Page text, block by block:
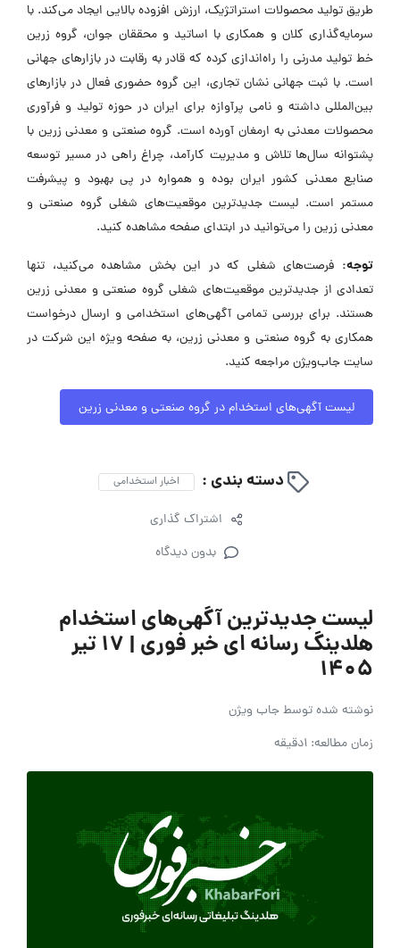
طریق تولید محصولات استراتژیک، ارزش افزوده بالایی ایجاد می‌کند. با
سرمایه‌گذاری کلان و همکاری با اساتید و محققان جوان، گروه زرین
خط تولید مدرنی را راه‌اندازی کرده که قادر به رقابت در بازارهای جهانی
است. با ثبت جهانی نشان تجاری، این گروه حضوری فعال در بازارهای
بین‌المللی داشته و نامی پرآوازه برای ایران در حوزه تولید و فرآوری
محصولات معدنی به ارمغان آورده است. گروه صنعتی و معدنی زرین با
پشتوانه سال‌ها تلاش و مدیریت کارآمد، چراغ راهی در مسیر توسعه
صنایع معدنی کشور ایران بوده و همواره در پی بهبود و پیشرفت
مستمر است. لیست جدیدترین موقعیت‌های شغلی گروه صنعتی و
معدنی زرین را می‌توانید در ابتدای صفحه مشاهده کنید.
توجه: فرصت‌های شغلی که در این بخش مشاهده می‌کنید، تنها
تعدادی از جدیدترین موقعیت‌های شغلی گروه صنعتی و معدنی زرین
هستند. برای بررسی تمامی آگهی‌های استخدامی و ارسال درخواست
همکاری به گروه صنعتی و معدنی زرین، به صفحه ویژه این شرکت در
سایت جاب‌ویژن مراجعه کنید.
لیست آگهی‌های استخدام در گروه صنعتی و معدنی زرین
دسته بندی : اخبار استخدامی
اشتراک گذاری
بدون دیدگاه
لیست جدیدترین آگهی‌های استخدام
هلدینگ رسانه ای خبر فوری | ۱۷ تیر
۱۴۰۵
نوشته شده توسطجاب ویژن
زمان مطالعه: 1دقیقه